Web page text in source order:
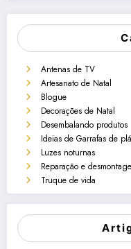
Antenas de TV
Artesanato de Natal
Blogue
Decorações de Natal
Desembalando produtos
Ideias de Garrafas de
Luzes noturnas
Reparação e
Truque de vida